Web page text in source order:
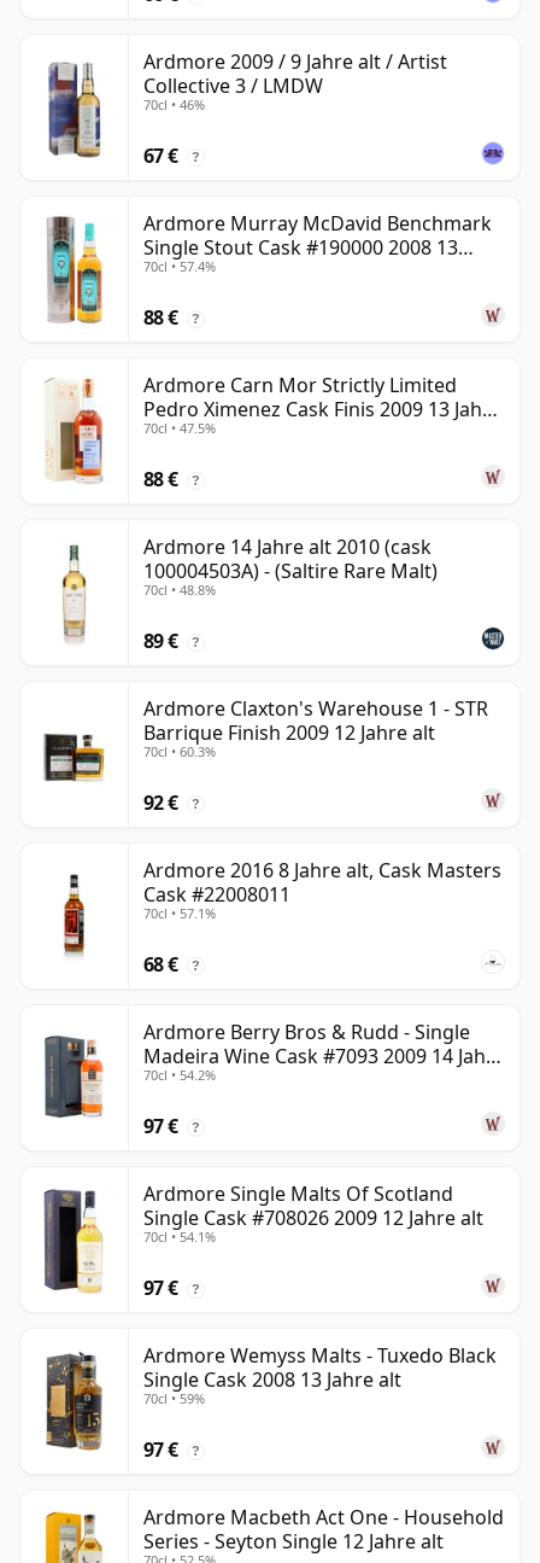
Ardmore 2009 / 9 Jahre alt / Artist
Collective 3 / LMDW
70cl • 46%
67 € ?
Ardmore Murray McDavid Benchmark
Single Stout Cask #190000 2008 13
Jahre alt
70cl • 57.4%
88 € ?
Ardmore Carn Mor Strictly Limited
Pedro Ximenez Cask Finis 2009 13 Jahre
alt
70cl • 47.5%
88 € ?
Ardmore 14 Jahre alt 2010 (cask
100004503A) - (Saltire Rare Malt)
70cl • 48.8%
89 € ?
Ardmore Claxton's Warehouse 1 - STR
Barrique Finish 2009 12 Jahre alt
70cl • 60.3%
92 € ?
Ardmore 2016 8 Jahre alt, Cask Masters
Cask #22008011
70cl • 57.1%
68 € ?
Ardmore Berry Bros & Rudd - Single
Madeira Wine Cask #7093 2009 14 Jahre
alt
70cl • 54.2%
97 € ?
Ardmore Single Malts Of Scotland
Single Cask #708026 2009 12 Jahre alt
70cl • 54.1%
97 € ?
Ardmore Wemyss Malts - Tuxedo Black
Single Cask 2008 13 Jahre alt
70cl • 59%
97 € ?
Ardmore Macbeth Act One - Household
Series - Seyton Single 12 Jahre alt